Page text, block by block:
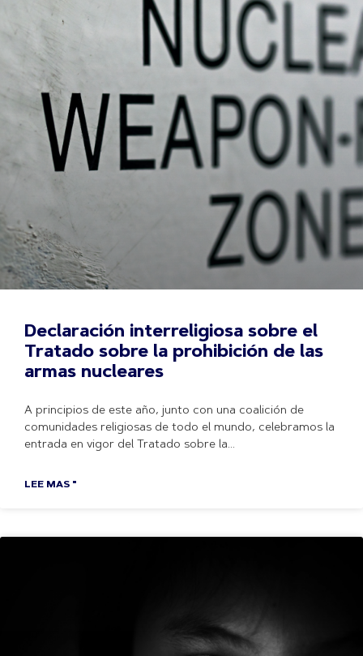
Declaración interreligiosa sobre el
Tratado sobre la prohibición de las
armas nucleares
A principios de este año, junto con una coalición de
comunidades religiosas de todo el mundo, celebramos la
entrada en vigor del Tratado sobre la
LEE MAS "